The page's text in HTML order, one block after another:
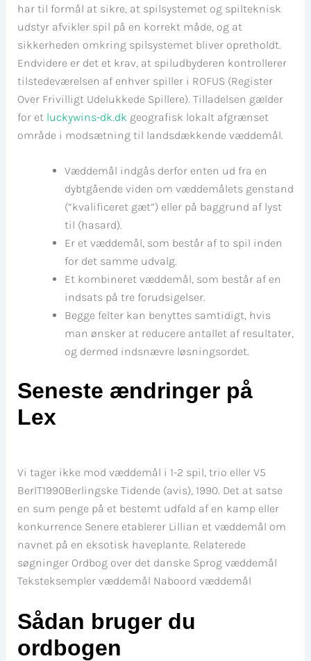
har til formål at sikre, at spilsystemet og spilteknisk
udstyr afvikler spil på en korrekt måde, og at
sikkerheden omkring spilsystemet bliver opretholdt.
Endvidere er det et krav, at spiludbyderen kontrollerer
tilstedeværelsen af enhver spiller i ROFUS (Register
Over Frivilligt Udelukkede Spillere). Tilladelsen gælder
for et luckywins-dk.dk geografisk lokalt afgrænset
område i modsætning til landsdækkende væddemål.
Væddemål indgås derfor enten ud fra en
dybtgående viden om væddemålets genstand
(“kvalificeret gæt”) eller på baggrund af lyst
til (hasard).
Er et væddemål, som består af to spil inden
for det samme udvalg.
Et kombineret væddemål, som består af en
indsats på tre forudsigelser.
Begge felter kan benyttes samtidigt, hvis
man ønsker at reducere antallet af resultater,
og dermed indsnævre løsningsordet.
Seneste ændringer på
Lex
Vi tager ikke mod væddemål i 1-2 spil, trio eller V5
BerlT1990Berlingske Tidende (avis), 1990. Det at satse
en sum penge på et bestemt udfald af en kamp eller
konkurrence Senere etablerer Lillian et væddemål om
navnet på en eksotisk haveplante. Relaterede
søgninger Ordbog over det danske Sprog væddemål
Teksteksempler væddemål Naboord væddemål
Sådan bruger du
ordbogen